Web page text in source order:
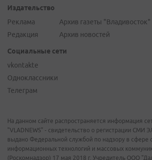
Издательство
Реклама
Редакция
Архив газеты "Владивосток"
Архив новостей
Социальные сети
vkontakte
Одноклассники
Телеграм
На данном сайте распространяется информация
"VLADNEWS" - свидетельство о регистрации СМИ
выдано Федеральной службой по надзору в сфере
информационных технологий и массовых
(Роскомнадзор) 17 мая 2018 г. Учредитель ООО